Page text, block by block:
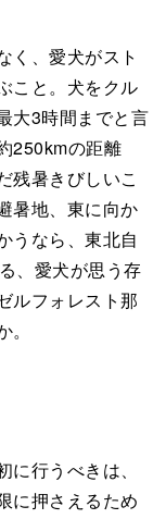
く、愛犬がスト
こと。犬をクル
大3時間までと言
250kmの距離
残暑きびしいこ
暑地、東に向か
うなら、東北自
、愛犬が思う存
ルフォレスト那
行うべきは、
に押さえるため